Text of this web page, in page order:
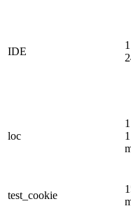
IDE
loc
1
test_cookie